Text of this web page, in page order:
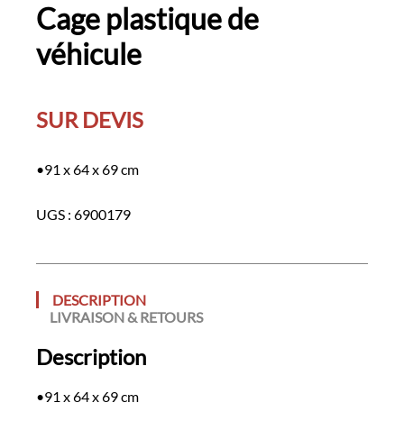
Cage plastique de
véhicule
SUR DEVIS
•91 x 64 x 69 cm
UGS : 6900179
DESCRIPTION
LIVRAISON & RETOURS
Description
•91 x 64 x 69 cm